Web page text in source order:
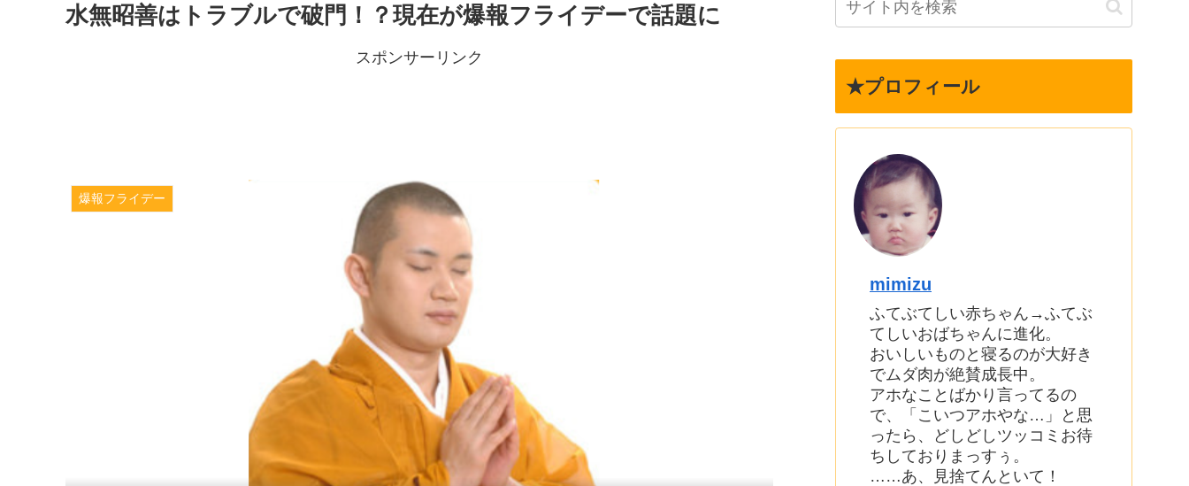
水無昭善はトラブルで破門！？現在が爆報フライデーで話題に
スポンサーリンク
爆報フライデー
★プロフィール
mimizu
ふてぶてしい赤ちゃん→ふてぶ
てしいおばちゃんに進化。
おいしいものと寝るのが大好き
でムダ肉が絶賛成長中。
アホなことばかり言ってるの
で、「こいつアホやな…」と思
ったら、どしどしツッコミお待
ちしておりまっすぅ。
……あ、見捨てんといて！